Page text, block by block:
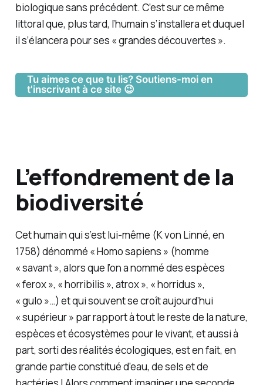
biologique sans précédent. C’est sur ce même
littoral que, plus tard, l’humain s’installera et duquel
il s’élancera pour ses « grandes découvertes ».
Tu aimes ce que tu lis? Soutiens-moi en
t'inscrivant à ce site 😉
L’effondrement de la
biodiversité
Cet humain qui s’est lui-même (K von Linné, en
1758) dénommé «Homo sapiens » (homme
« savant », alors que l’on a nommé des espèces
«ferox», «horribilis », atrox», «horridus »,
«gulo »…) et qui souvent se croît aujourd’hui
« supérieur » par rapport à tout le reste de la nature,
espèces et écosystèmes pour le vivant, et aussi à
part, sorti des réalités écologiques, est en fait, en
grande partie constitué d’eau, de sels et de